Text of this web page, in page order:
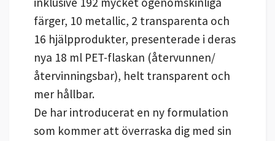
färger, 10 metallic, 2 transparenta och
16 hjälpprodukter, presenterade i deras
nya 18 ml PET-flaskan (återvunnen/
återvinningsbar), helt transparent och
mer hållbar.
De har introducerat en ny formulation
som kommer att överraska dig med sin